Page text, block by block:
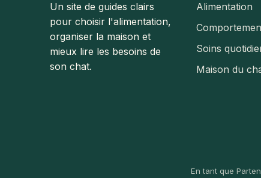
Un site de guides clairs
pour choisir l'alimentation,
organiser la maison et
mieux lire les besoins de
son chat.
Alimentation
Soins
Maison du
En tant que